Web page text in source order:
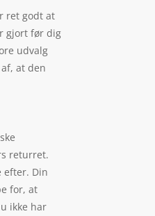
ret godt at
gjort før dig
udvalg
at den
returret.
efter. Din
for, at
ikke har